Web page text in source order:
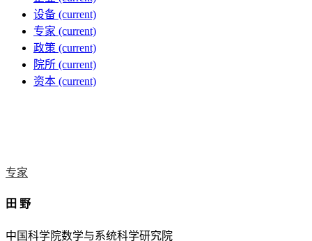
设备 (current)
专家 (current)
政策 (current)
院所 (current)
资本 (current)
专家
田 野
中国科学院数学与系统科学研究院